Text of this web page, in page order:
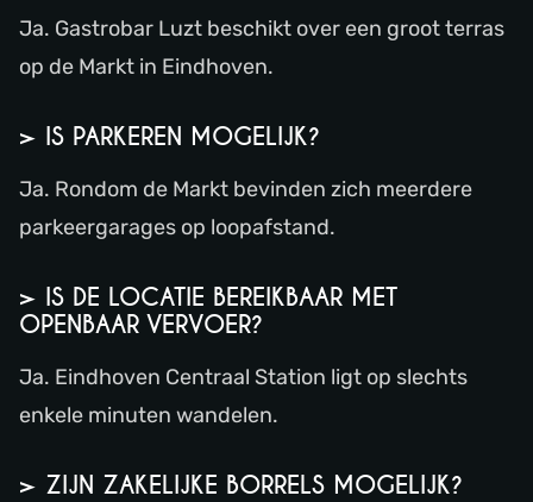
Ja. Gastrobar Luzt beschikt over een groot terras
op de Markt in Eindhoven.
> IS PARKEREN MOGELIJK?
Ja. Rondom de Markt bevinden zich meerdere
parkeergarages op loopafstand.
> IS DE LOCATIE BEREIKBAAR MET
OPENBAAR VERVOER?
Ja. Eindhoven Centraal Station ligt op slechts
enkele minuten wandelen.
> ZIJN ZAKELIJKE BORRELS MOGELIJK?